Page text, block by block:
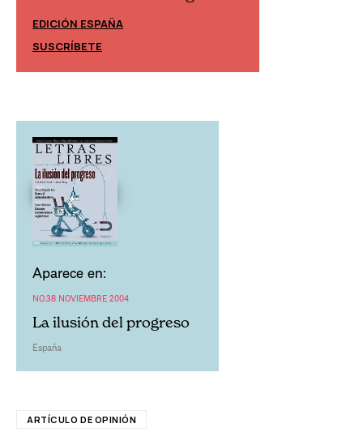
EDICIÓN ESPAÑA
SUSCRÍBETE
Aparece en:
NO.38 NOVIEMBRE 2004
La ilusión del progreso
España
ARTÍCULO DE OPINIÓN